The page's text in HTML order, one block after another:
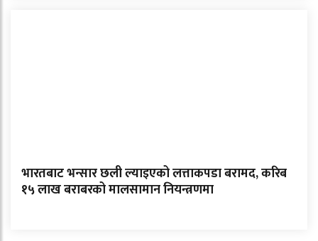
भारतबाट भन्सार छली ल्याइएको लत्ताकपडा बरामद, करिब
१५ लाख बराबरको मालसामान नियन्त्रणमा